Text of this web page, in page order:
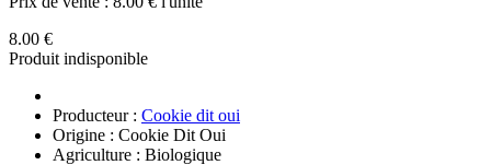
8.00 €
Produit indisponible
Producteur : Cookie dit oui
Origine : Cookie Dit Oui
Agriculture : Biologique